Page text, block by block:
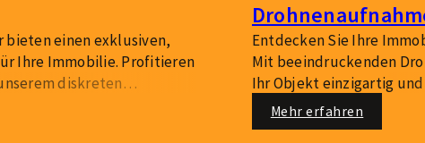
bieten einen exklusiven,
Ihre Immobilie. Profitieren
diskreten
und sicher zu
Entdecken Sie Ihre
Mit beeindruckenden
Ihr Objekt einzigartig
die attraktive Lage
erfolgreicheren Verkauf.
Mehr erfahren